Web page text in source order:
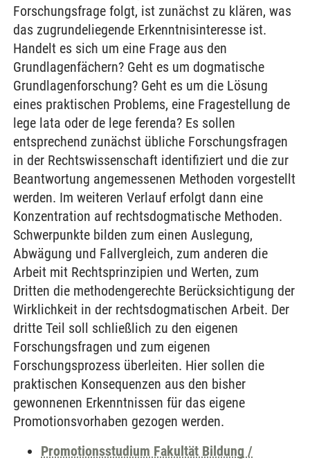
Forschungsfrage folgt, ist zunächst zu klären, was
das zugrundeliegende Erkenntnisinteresse ist.
Handelt es sich um eine Frage aus den
Grundlagenfächern? Geht es um dogmatische
Grundlagenforschung? Geht es um die Lösung
eines praktischen Problems, eine Fragestellung de
lege lata oder de lege ferenda? Es sollen
entsprechend zunächst übliche Forschungsfragen
in der Rechtswissenschaft identifiziert und die zur
Beantwortung angemessenen Methoden vorgestellt
werden. Im weiteren Verlauf erfolgt dann eine
Konzentration auf rechtsdogmatische Methoden.
Schwerpunkte bilden zum einen Auslegung,
Abwägung und Fallvergleich, zum anderen die
Arbeit mit Rechtsprinzipien und Werten, zum
Dritten die methodengerechte Berücksichtigung der
Wirklichkeit in der rechtsdogmatischen Arbeit. Der
dritte Teil soll schließlich zu den eigenen
Forschungsfragen und zum eigenen
Forschungsprozess überleiten. Hier sollen die
praktischen Konsequenzen aus den bisher
gewonnenen Erkenntnissen für das eigene
Promotionsvorhaben gezogen werden.
Promotionsstudium Fakultät Bildung /